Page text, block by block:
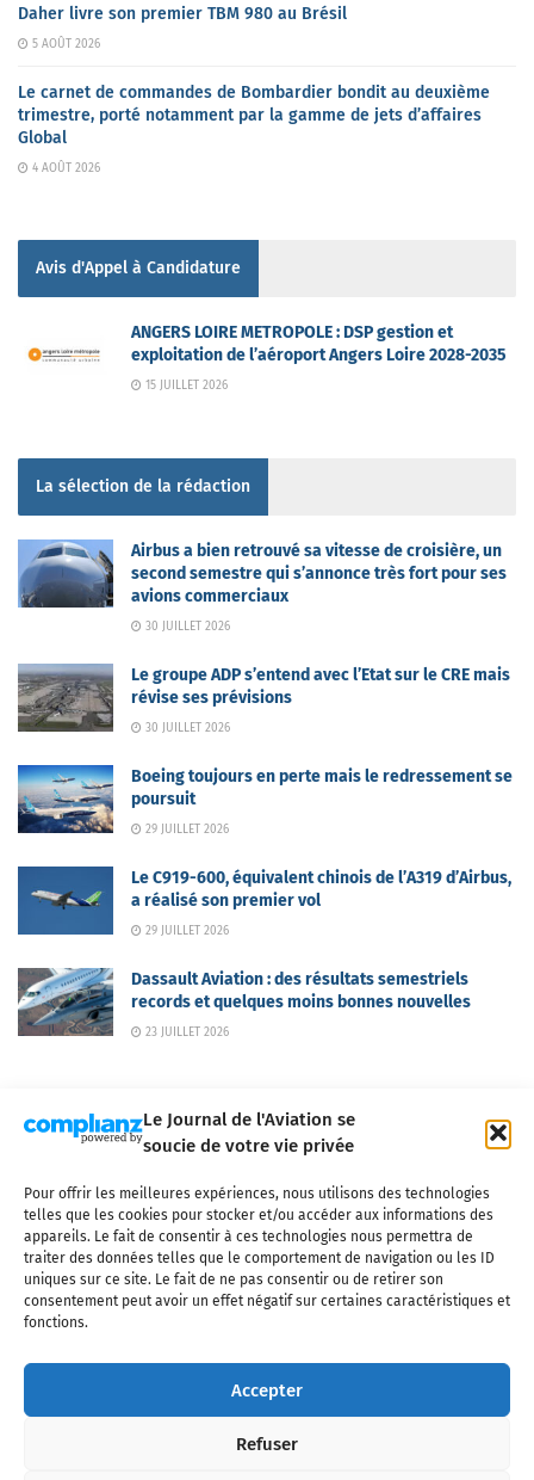
Le Journal de l'Aviation se
soucie de votre vie privée
Pour offrir les meilleures expériences, nous utilisons des technologies
telles que les cookies pour stocker et/ou accéder aux informations des
appareils. Le fait de consentir à ces technologies nous permettra de
traiter des données telles que le comportement de navigation ou les ID
uniques sur ce site. Le fait de ne pas consentir ou de retirer son
consentement peut avoir un effet négatif sur certaines caractéristiques et
fonctions.
Accepter
Refuser
Daher livre son premier TBM 980 au Brésil
5 AOÛT 2026
Le carnet de commandes de Bombardier bondit au deuxième
trimestre, porté notamment par la gamme de jets d’affaires
Global
4 AOÛT 2026
Avis d'Appel à Candidature
ANGERS LOIRE METROPOLE : DSP gestion et
exploitation de l’aéroport Angers Loire 2028-2035
15 JUILLET 2026
La sélection de la rédaction
Airbus a bien retrouvé sa vitesse de croisière, un
second semestre qui s’annonce très fort pour ses
avions commerciaux
30 JUILLET 2026
Le groupe ADP s’entend avec l’Etat sur le CRE mais
révise ses prévisions
30 JUILLET 2026
Boeing toujours en perte mais le redressement se
poursuit
29 JUILLET 2026
Le C919-600, équivalent chinois de l’A319 d’Airbus,
a réalisé son premier vol
29 JUILLET 2026
Dassault Aviation : des résultats semestriels
records et quelques moins bonnes nouvelles
23 JUILLET 2026
Qui sommes-nous ? Nous contacter
Partenaires
Mentions légales
CGV Politique de confidentialité Cookies
l'industrie aéronautique, l'aviation commerciale, l'aviation d'affaires, les
services MRO et après-vente, le financement et la location d'aéronefs
civils, l'aéronautique de défense et l'industrie spatiale. Toute reproduction,